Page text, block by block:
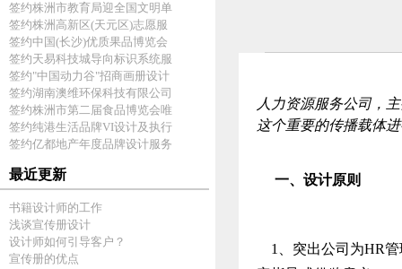
签约株洲市教育局迎全国文明单
签约株洲高新区(天元区)志愿服
签约中国(长沙)优质果品博览会
签约天易科技城导向标识系统服
签约"中国动力谷"招商画册设计
签约湖南澳维环保科技有限公司
签约株洲市第二届食品博览会唯
签约纯港生活品牌VI设计及执行
签约亿都地产年度品牌设计服务
最近更新
书籍设计师的工作
浅谈宣传册设计
设计师如何引导客户？
宣传册的优点
人力资源服务公司，
这个重要的传播载体
一、设计原则
1、突出公司为HR管